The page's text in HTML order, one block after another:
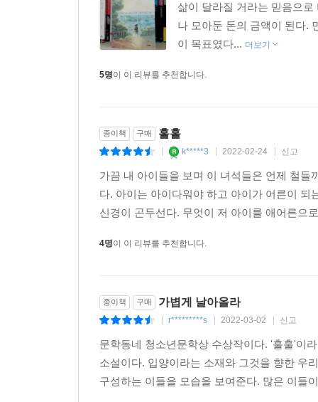
삶이 달라질 거라는 믿음으
나 모아둔 돈의 금액이 된다.
이 목표였다... 더보기
5명이 이 리뷰를 추천합니다.
종이책 구매 훌훌
k*****3 2022-02-24 신고
가끔 내 아이들을 보며 이 녀석들은 언제 철
다. 아이는 아이다워야 하고 아이가 어른이
신경이 곤두선다. 무엇이 저 아이를 애어른으
4명이 이 리뷰를 추천합니다.
종이책 구매 가볍게 날아올라
r*********s 2022-03-02 신고
문학동네 청소년문학상 수상작이다. '훌훌'이
소설이다. 입양이라는 소재와 그것을 향한 우
구성하는 이들을 모습을 보여준다. 많은 이들